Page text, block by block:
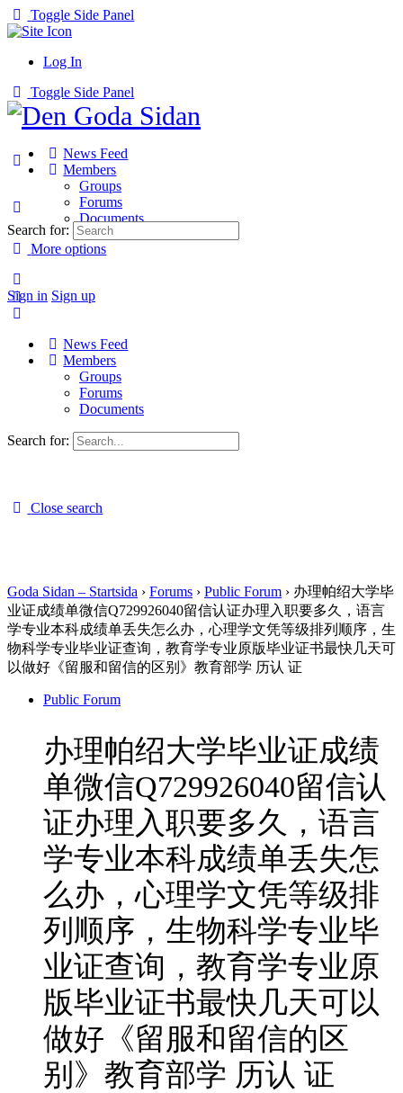
Toggle Side Panel
Log In
Toggle Side Panel
News Feed
Members
Groups
Forums
Documents
More options
Sign in Sign up
Search for:
News Feed
Members
Groups
Forums
Documents
Search for:
Close search
Goda Sidan – Startsida › Forums › Public Forum › 办理帕绍大学毕
业证成绩单微信Q729926040留信认证办理入职要多久，语言
学专业本科成绩单丢失怎么办，心理学文凭等级排列顺序，生
物科学专业毕业证查询，教育学专业原版毕业证书最快几天可
以做好《留服和留信的区别》教育部学 历认 证
Public Forum
办理帕绍大学毕业证成绩
单微信Q729926040留信认
证办理入职要多久，语言
学专业本科成绩单丢失怎
么办，心理学文凭等级排
列顺序，生物科学专业毕
业证查询，教育学专业原
版毕业证书最快几天可以
做好《留服和留信的区
别》教育部学 历认 证